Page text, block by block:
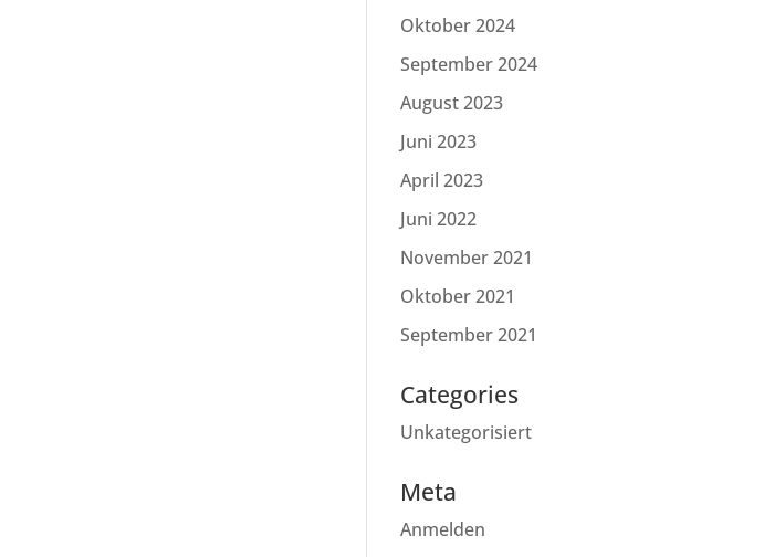
Oktober 2024
September 2024
August 2023
Juni 2023
April 2023
Juni 2022
November 2021
Oktober 2021
September 2021
Categories
Unkategorisiert
Meta
Anmelden